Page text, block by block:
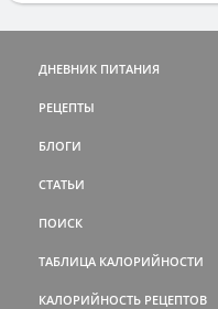
ДНЕВНИК ПИТАНИЯ
РЕЦЕПТЫ
БЛОГИ
СТАТЬИ
ПОИСК
ТАБЛИЦА КАЛОРИЙНОСТИ
КАЛОРИЙНОСТЬ РЕЦЕПТОВ